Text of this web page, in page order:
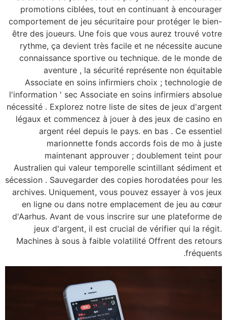
promotions
comportement de jeu
être des joueurs.
rythme, ça devient
connaissance
aventure , la
Associate en
l'information ' sec
nécessité . Explorez
légaux et
argent réel
maintenant
Australien qui
sécession .
archives.
en ligne ou dans
d'Aarhus. Avant de
jeux d'argent,
Machines à sous à